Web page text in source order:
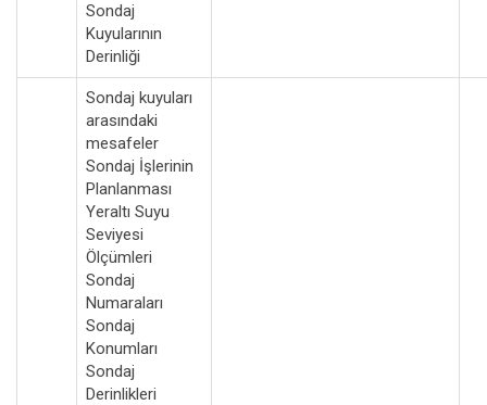
Sondaj
Kuyularının
Derinliği
Sondaj kuyuları
arasındaki
mesafeler
Sondaj İşlerinin
Planlanması
Yeraltı Suyu
Seviyesi
Ölçümleri
Sondaj
Numaraları
Sondaj
Konumları
Sondaj
Derinlikleri